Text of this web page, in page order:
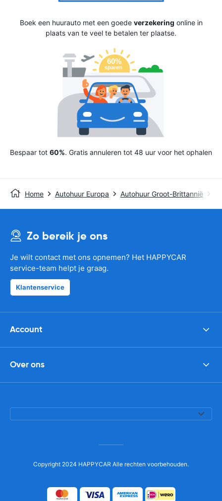
Boek een huurauto met een goede verzekering online in
plaats van te veel te betalen ter plaatse.
Bespaar tot 60%. Gratis annuleren tot 48 uur voor het ophalen
Home Autohuur Europa Autohuur Groot-Brittannië
Zo bereik je ons
Je wilt contact met ons opnemen? Het HAPPYCAR
service-team helpt je graag.
Klantenservice
Account
Over ons
Copyright 2024 HAPPYCAR Alle rechten voorbehouden.